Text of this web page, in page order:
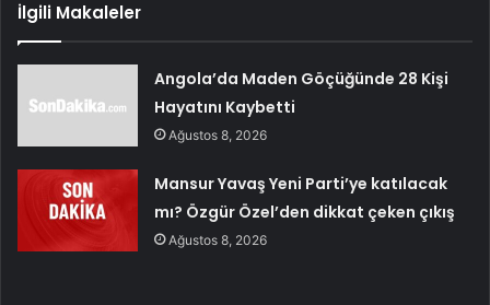
İlgili Makaleler
Angola’da Maden Göçüğünde 28 Kişi
Hayatını Kaybetti
Ağustos 8, 2026
Mansur Yavaş Yeni Parti’ye katılacak
mı? Özgür Özel’den dikkat çeken çıkış
Ağustos 8, 2026